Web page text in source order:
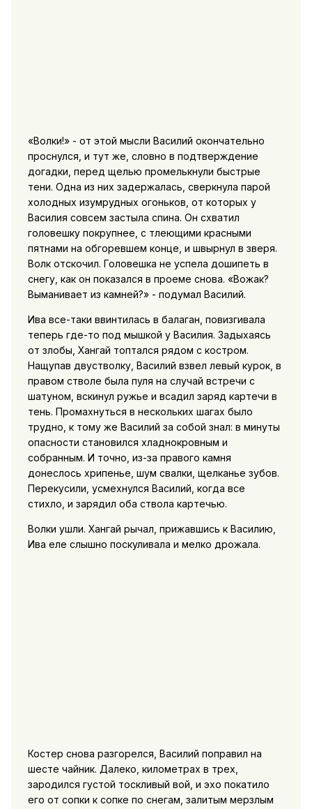
«Волки!» - от этой мысли Василий окончательно
проснулся, и тут же, словно в подтверждение
догадки, перед щелью промелькнули быстрые
тени. Одна из них задержалась, сверкнула парой
холодных изумрудных огоньков, от которых у
Василия совсем застыла спина. Он схватил
головешку покрупнее, с тлеющими красными
пятнами на обгоревшем конце, и швырнул в зверя.
Волк отскочил. Головешка не успела дошипеть в
снегу, как он показался в проеме снова. «Вожак?
Выманивает из камней?» - подумал Василий.
Ива все-таки ввинтилась в балаган, повизгивала
теперь где-то под мышкой у Василия. Задыхаясь
от злобы, Хангай топтался рядом с костром.
Нащупав двустволку, Василий взвел левый курок, в
правом стволе была пуля на случай встречи с
шатуном, вскинул ружье и всадил заряд картечи в
тень. Промахнуться в нескольких шагах было
трудно, к тому же Василий за собой знал: в минуты
опасности становился хладнокровным и
собранным. И точно, из-за правого камня
донеслось хрипенье, шум свалки, щелканье зубов.
Перекусили, усмехнулся Василий, когда все
стихло, и зарядил оба ствола картечью.
Волки ушли. Хангай рычал, прижавшись к Василию,
Ива еле слышно поскуливала и мелко дрожала.
Костер снова разгорелся, Василий поправил на
шесте чайник. Далеко, километрах в трех,
зародился густой тоскливый вой, и эхо покатило
его от сопки к сопке по снегам, залитым мерзлым